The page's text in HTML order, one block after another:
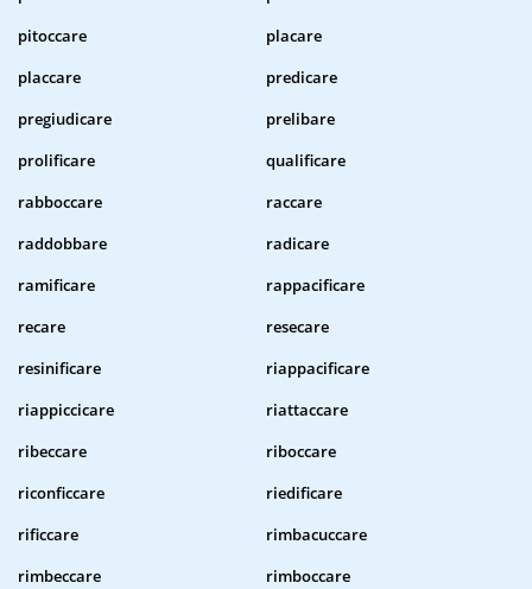
pitoccare
placare
placcare
predicare
pregiudicare
prelibare
prolificare
qualificare
rabboccare
raccare
raddobbare
radicare
ramificare
rappacificare
recare
resecare
resinificare
riappacificare
riappiccicare
riattaccare
ribeccare
riboccare
riconficcare
riedificare
rificcare
rimbacuccare
rimbeccare
rimboccare